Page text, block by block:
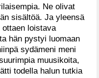
Ne olivat
sisältöä. Ja yleensä
loistava
hän pystyi luomaan
sydämeni meni
muusikoita,
todella halun tutkia